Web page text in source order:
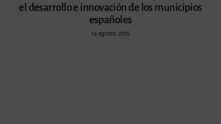
el desarrollo e innovación de los municipios
españoles
14 agosto, 2015